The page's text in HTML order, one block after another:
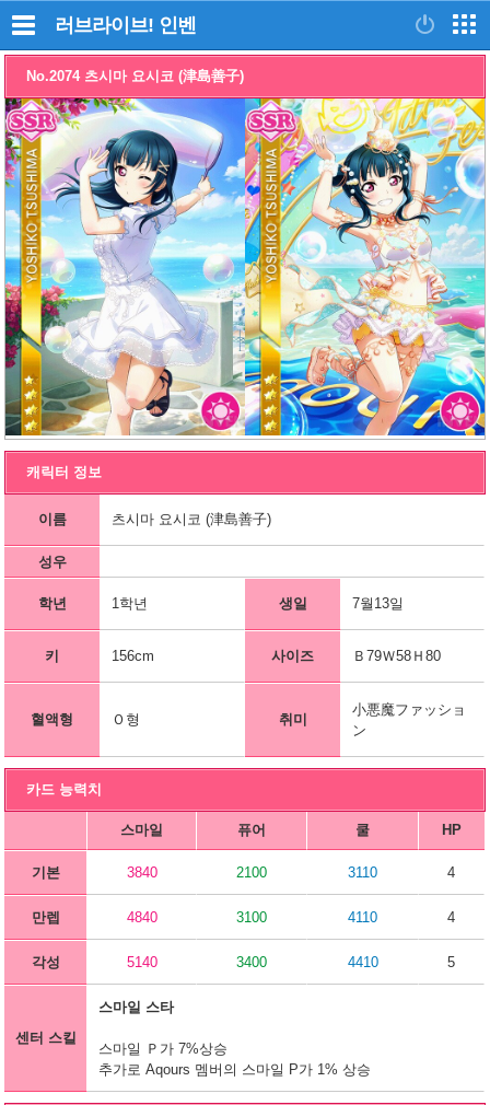
러브라이브! 인벤
No.2074 츠시마 요시코 (津島善子)
캐릭터 정보
이름 츠시마 요시코 (津島善子)
성우
학년 1학년 생일 7월13일
키 156cm 사이즈 Ｂ79Ｗ58Ｈ80
혈액형 Ｏ형 취미
小悪魔ファッショ
ン
카드 능력치
스마일 퓨어 쿨 HP
기본 3840 2100 3110 4
만렙 4840 3100 4110 4
각성 5140 3400 4410 5
센터 스킬
스마일 스타
스마일 Ｐ가 7%상승
추가로 Aqours 멤버의 스마일 P가 1% 상승